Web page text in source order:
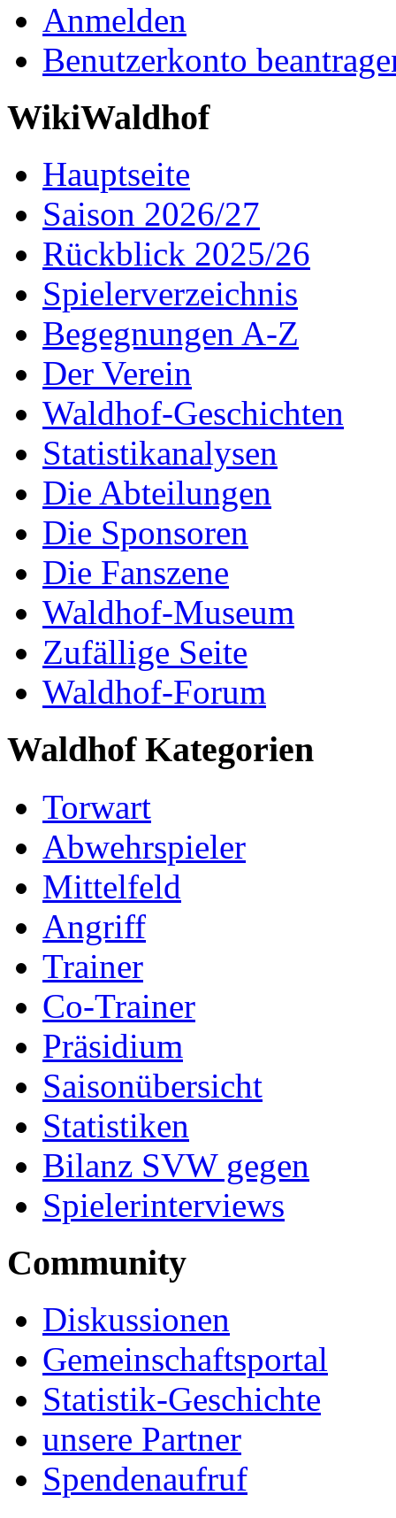
Anmelden
Benutzerkonto
WikiWaldhof
Hauptseite
Saison 2026/27
Rückblick 2025/26
Spielerverzeichnis
Begegnungen A-Z
Der Verein
Waldhof-Geschichten
Statistikanalysen
Die Abteilungen
Die Sponsoren
Die Fanszene
Waldhof-Museum
Zufällige Seite
Waldhof-Forum
Waldhof Kategorien
Torwart
Abwehrspieler
Mittelfeld
Angriff
Trainer
Co-Trainer
Präsidium
Saisonübersicht
Statistiken
Bilanz SVW gegen
Spielerinterviews
Community
Diskussionen
Gemeinschaftsportal
Statistik-Geschichte
unsere Partner
Spendenaufruf